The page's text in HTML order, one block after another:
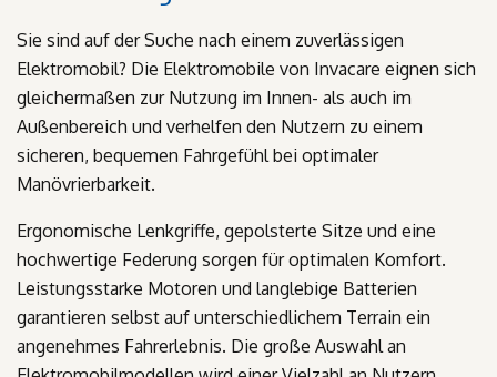
Sie sind auf der Suche nach einem zuverlässigen
Elektromobil? Die Elektromobile von Invacare eignen sich
gleichermaßen zur Nutzung im Innen- als auch im
Außenbereich und verhelfen den Nutzern zu einem
sicheren, bequemen Fahrgefühl bei optimaler
Manövrierbarkeit.
Ergonomische Lenkgriffe, gepolsterte Sitze und eine
hochwertige Federung sorgen für optimalen Komfort.
Leistungsstarke Motoren und langlebige Batterien
garantieren selbst auf unterschiedlichem Terrain ein
angenehmes Fahrerlebnis. Die große Auswahl an